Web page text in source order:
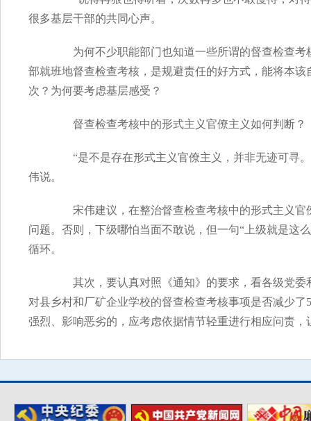
很多基层干部的共同心声。
为何不少职能部门也知道一些所谓的督查检查考
部就班地督查检查考核，是规避责任的好方式，能将本
次？为何要考虑基层感受？
督查检查考核中的形式主义官僚主义如何判断？
“是不是存在形式主义官僚主义，并非无迹可寻。
伟说。
宋伟建议，在整治督查检查考核中的形式主义官
问题。否则，下级哪怕当面不敢说，但一句“上级就是这
循环。
其次，要认真对照《通知》的要求，看各级党委
对县乡村和厂矿企业学校的督查检查考核事项是否减少
强烈、影响恶劣的，应考虑依据情节轻重进行相应问责